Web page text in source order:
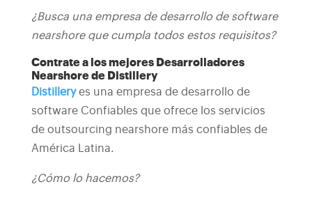
¿Busca una empresa de desarrollo de software
nearshore que cumpla todos estos requisitos?
Contrate a los mejores Desarrolladores
Nearshore de Distillery
Distillery es una empresa de desarrollo de
software Confiables que ofrece los servicios
de outsourcing nearshore más confiables de
América Latina.
¿Cómo lo hacemos?